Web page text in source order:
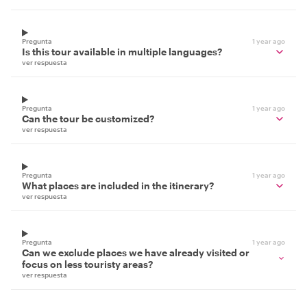
Pregunta 1 year ago
Is this tour available in multiple languages?
ver respuesta
Pregunta 1 year ago
Can the tour be customized?
ver respuesta
Pregunta 1 year ago
What places are included in the itinerary?
ver respuesta
Pregunta 1 year ago
Can we exclude places we have already visited or
focus on less touristy areas?
ver respuesta